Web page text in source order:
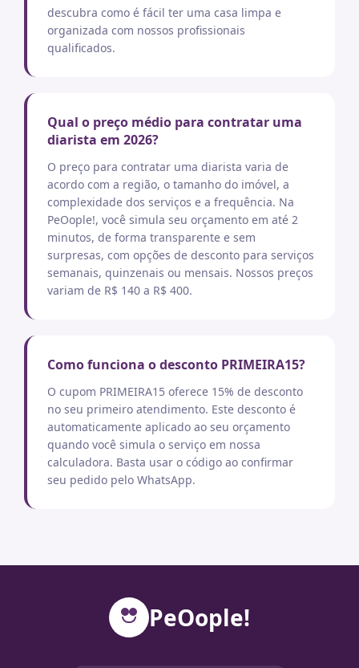
descubra como é fácil ter uma casa limpa e
organizada com nossos profissionais
qualificados.
Qual o preço médio para contratar uma
diarista em 2026?
O preço para contratar uma diarista varia de
acordo com a região, o tamanho do imóvel, a
complexidade dos serviços e a frequência. Na
PeOople!, você simula seu orçamento em até 2
minutos, de forma transparente e sem
surpresas, com opções de desconto para serviços
semanais, quinzenais ou mensais. Nossos preços
variam de R$ 140 a R$ 400.
Como funciona o desconto PRIMEIRA15?
O cupom PRIMEIRA15 oferece 15% de desconto
no seu primeiro atendimento. Este desconto é
automaticamente aplicado ao seu orçamento
quando você simula o serviço em nossa
calculadora. Basta usar o código ao confirmar
seu pedido pelo WhatsApp.
PeOople!